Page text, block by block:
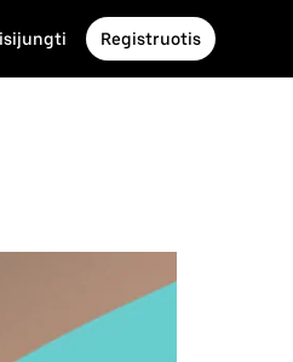
Registruotis